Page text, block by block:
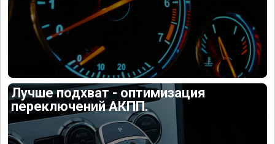
Лучше подхват - оптимизация
переключений АКПП.